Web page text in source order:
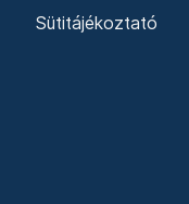
Sütitájékoztató